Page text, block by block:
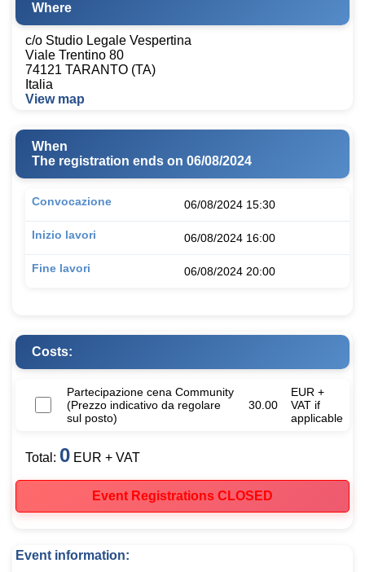
Where
c/o Studio Legale Vespertina
Viale Trentino 80
74121 TARANTO (TA)
Italia
View map
When
The registration ends on 06/08/2024
Convocazione 06/08/2024 15:30
Inizio lavori 06/08/2024 16:00
Fine lavori 06/08/2024 20:00
Costs:
Partecipazione cena Community
(Prezzo indicativo da regolare
sul posto)
30.00
EUR +
VAT if
applicable
Total: 0 EUR + VAT
Event Registrations CLOSED
Event information: